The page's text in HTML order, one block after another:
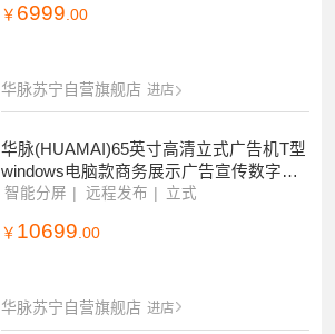
￥ 6999.00
华脉苏宁自营旗舰店 进店
华脉(HUAMAI)65英寸高清立式广告机T型
windows电脑款商务展示广告宣传数字标
牌带分屏(非触控)
智能分屏 远程发布 立式
￥ 10699 .00
华脉苏宁自营旗舰店 进店